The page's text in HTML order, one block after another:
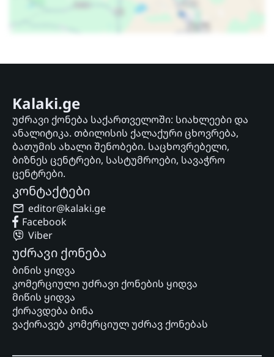
Kalaki.ge
უძრავი ქონება საქართველოში: სიახლეები და
ანალიტიკა. თბილისის ქალაქური ცხოვრება,
ბათუმის ახალი შენობები. საცხოვრებელი,
ბიზნეს ცენტრები, სასტუმროები, სავაჭრო
ცენტრები.
კონტაქტები
editor@kalaki.ge
Facebook
Viber
უძრავი ქონება
ბინის ყიდვა
კომერციული უძრავი ქონების ყიდვა
მიწის ყიდვა
ქირავდება ბინა
ვაქირავებ კომერციულ უძრავ ქონებას